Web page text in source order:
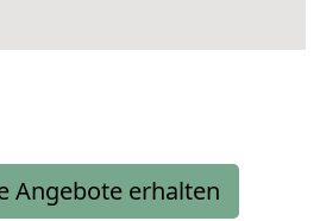
Angebote erhalten